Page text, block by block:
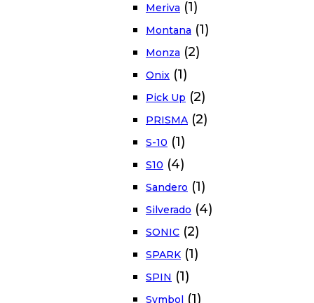
Meriva (1)
Montana (1)
Monza (2)
Onix (1)
Pick Up (2)
PRISMA (2)
S-10 (1)
S10 (4)
Sandero (1)
Silverado (4)
SONIC (2)
SPARK (1)
SPIN (1)
Symbol (1)